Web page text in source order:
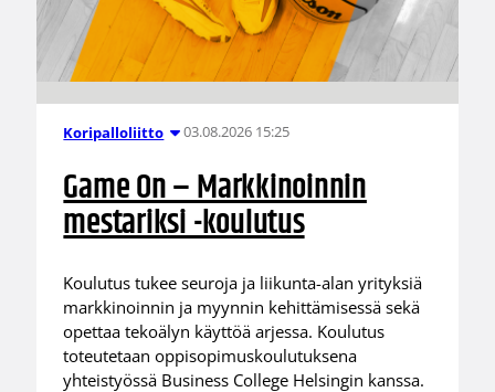
Koripalloliitto 03.08.2026 15:25
Game On – Markkinoinnin
mestariksi -koulutus
Koulutus tukee seuroja ja liikunta-alan yrityksiä
markkinoinnin ja myynnin kehittämisessä sekä
opettaa tekoälyn käyttöä arjessa. Koulutus
toteutetaan oppisopimuskoulutuksena
yhteistyössä Business College Helsingin kanssa.